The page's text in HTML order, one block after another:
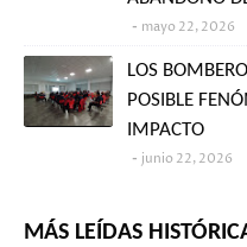
mayo 22, 2026
LOS
POSIBLE
IMPACTO
junio 22, 2026
MÁS LEÍDAS